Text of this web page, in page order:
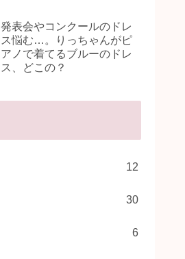
発表会やコンクールのドレ
ス悩む…。りっちゃんがピ
アノで着てるブルーのドレ
ス、どこの？
12
30
6